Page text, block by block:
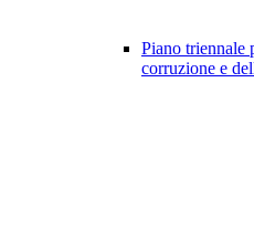
Piano triennale
corruzione e